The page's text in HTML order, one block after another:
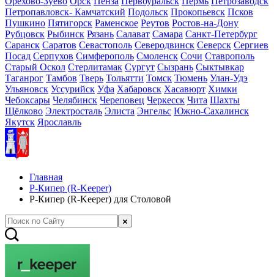
Петропавловск- Камчатский Подольск Прокопьевск Псков
Пушкино Пятигорск Раменское Реутов Ростов-на-Дону
Рубцовск Рыбинск Рязань Салават Самара Санкт-Петербург
Саранск Саратов Севастополь Северодвинск Северск Сергиев
Посад Серпухов Симферополь Смоленск Сочи Ставрополь
Старый Оскол Стерлитамак Сургут Сызрань Сыктывкар
Таганрог Тамбов Тверь Тольятти Томск Тюмень Улан-Удэ
Ульяновск Уссурийск Уфа Хабаровск Хасавюрт Химки
Чебоксары Челябинск Череповец Черкесск Чита Шахты
Щёлково Электросталь Элиста Энгельс Южно-Сахалинск
Якутск Ярославль
Главная
Р-Кипер (R-Keeper)
Р-Кипер (R-Keeper) для Столовой